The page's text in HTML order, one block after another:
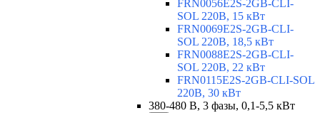
FRN0056E2S-2GB-CLI-
SOL 220В, 15 кВт
FRN0069E2S-2GB-CLI-
SOL 220В, 18,5 кВт
FRN0088E2S-2GB-CLI-
SOL 220В, 22 кВт
FRN0115E2S-2GB-CLI-SOL
220В, 30 кВт
380-480 В, 3 фазы, 0,1-5,5 кВт